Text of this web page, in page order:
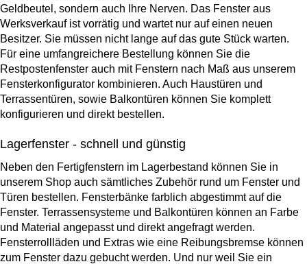
Geldbeutel, sondern auch Ihre Nerven. Das Fenster aus
Werksverkauf ist vorrätig und wartet nur auf einen neuen
Besitzer. Sie müssen nicht lange auf das gute Stück warten.
Für eine umfangreichere Bestellung können Sie die
Restpostenfenster auch mit Fenstern nach Maß aus unserem
Fensterkonfigurator kombinieren. Auch Haustüren und
Terrassentüren, sowie Balkontüren können Sie komplett
konfigurieren und direkt bestellen.
Lagerfenster - schnell und günstig
Neben den Fertigfenstern im Lagerbestand können Sie in
unserem Shop auch sämtliches Zubehör rund um Fenster und
Türen bestellen. Fensterbänke farblich abgestimmt auf die
Fenster. Terrassensysteme und Balkontüren können an Farbe
und Material angepasst und direkt angefragt werden.
Fensterrollläden und Extras wie eine Reibungsbremse können
zum Fenster dazu gebucht werden. Und nur weil Sie ein